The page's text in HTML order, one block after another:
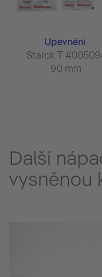
Upevnění
Starck T
90 mm
Další
vysněnou